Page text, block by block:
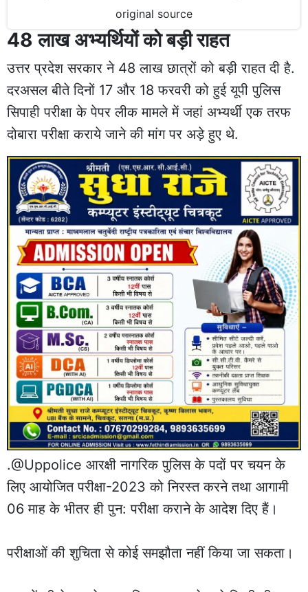
original source
48 लाख अभ्यर्थियों को बड़ी राहत
उत्तर प्रदेश सरकार ने 48 लाख छात्रों को बड़ी राहत दी है.
दरअसल बीते दिनों 17 और 18 फरवरी को हुई यूपी पुलिस
सिपाही परीक्षा के पेपर लीक मामले में जहां अभ्यर्थी एक तरफ
दोबारा परीक्षा कराये जाने की मांग पर अड़े हुए थे.
.@Uppolice आरक्षी नागरिक पुलिस के पदों पर चयन के
लिए आयोजित परीक्षा-2023 को निरस्त करने तथा आगामी
06 माह के भीतर ही पुन: परीक्षा कराने के आदेश दिए हैं।
परीक्षाओं की शुचिता से कोई समझौता नहीं किया जा सकता।